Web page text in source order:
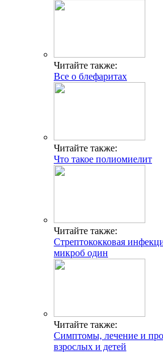
Читайте также:
Все о блефаритах
Читайте также:
Что такое полиомиелит
Читайте также:
Стрептококковая
микроб один
Читайте также:
Симптомы, лечение и
взрослых и детей